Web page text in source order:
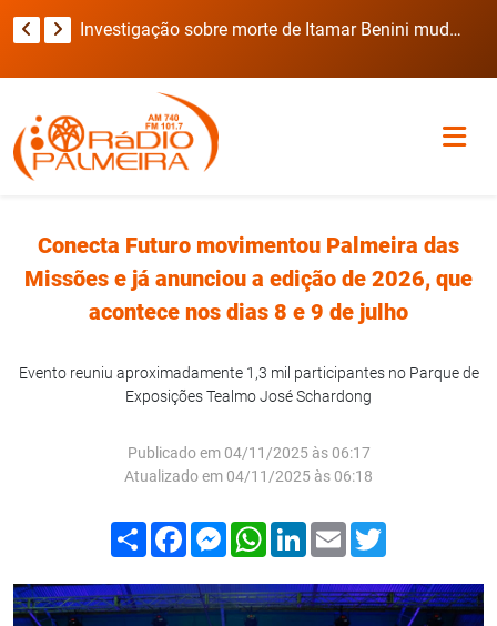
Viatura da Brigada Militar invade casa durante deslocamento para ocorrência com refém no RS Investigação sobre morte de Itamar Benini muda de rumo após laudo preliminar
Conecta Futuro movimentou Palmeira das
Missões e já anunciou a edição de 2026, que
acontece nos dias 8 e 9 de julho
Evento reuniu aproximadamente 1,3 mil participantes no Parque de
Exposições Tealmo José Schardong
Publicado em 04/11/2025 às 06:17
Atualizado em 04/11/2025 às 06:18
Compartilhar
FacebookMessenger
WhatsApp
LinkedIn
Email